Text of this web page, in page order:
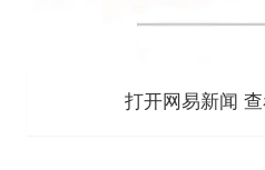
打开网易新闻